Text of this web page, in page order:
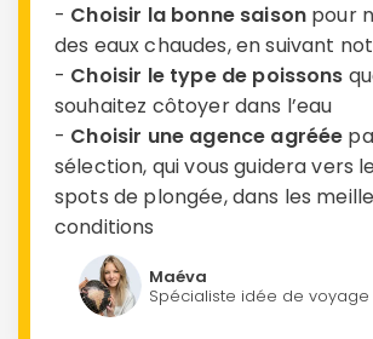
- Choisir la bonne saison pour
des eaux chaudes, en suivant
- Choisir le type de poissons
souhaitez côtoyer dans l’eau
- Choisir une agence agréée
sélection, qui vous guidera vers
spots de plongée, dans les
conditions
Maéva
Spécialiste idée de voyage